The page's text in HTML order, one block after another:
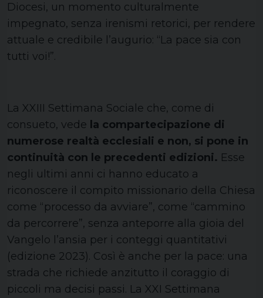
Diocesi, un momento culturalmente
impegnato, senza irenismi retorici, per rendere
attuale e credibile l’augurio: “La pace sia con
tutti voi!”.
La XXIII Settimana Sociale che, come di
consueto, vede la compartecipazione di
numerose realtà ecclesiali e non, si pone in
continuità con le precedenti edizioni. Esse
negli ultimi anni ci hanno educato a
riconoscere il compito missionario della Chiesa
come “processo da avviare”, come “cammino
da percorrere”, senza anteporre alla gioia del
Vangelo l’ansia per i conteggi quantitativi
(edizione 2023). Così è anche per la pace: una
strada che richiede anzitutto il coraggio di
piccoli ma decisi passi. La XXI Settimana